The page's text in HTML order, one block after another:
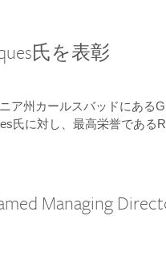
氏を表彰
ア州カールスバッドにある
氏に対し、最高栄誉である
Managing